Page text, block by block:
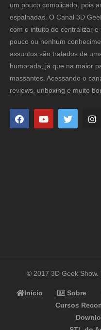
um pouco complicado, pois
espalhadas. O Canal 3D
com o intuito de centralizar
pouco ou nenhum
assuntos são tratados de
humorada, já que na maior
massantes. Acessando o
reviews, unboxing e muito
© 2017 3D Geek Show.
Início Sobre
Cursos